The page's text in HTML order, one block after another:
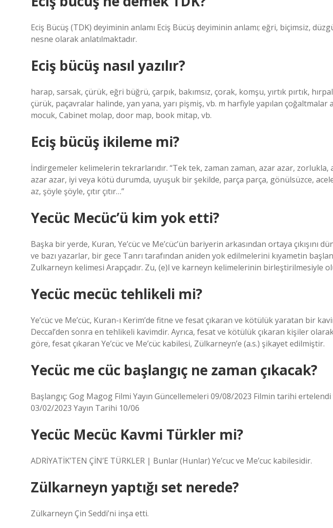
Eciş Bücüş (TDK) deyiminin anlamı Eciş Bücüş deyiminin anlamı; eğri, biçimsiz,
nesne olarak anlatılmaktadır.
Eciş bücüş nasıl yazılır?
harap, sarsak, çürük, eğri büğrü, çarpık, bakımsız, çorak, komşu, yırtık pırtık,
çürük, paçavralar halinde, yan yana, yarı pişmiş, vb. m harfiyle yapılan çoğaltmalar
mocuk, Cabinet molap, door map, book mitap, vb.
Eciş bücüş ikileme mi?
İndirgemeler kelimelerin tekrarlarıdır. “Tek tek, zaman zaman, azar azar, zorlukla,
azar azar, iyi veya kötü durumda, uyuşuk bir şekilde, parça parça, gönülsüzce,
az, şöyle şöyle, çıtır çıtır…”
Yecüc Mecüc’ü kim yok etti?
Başka bir yerde, Kuran, Ye’cüc ve Me’cüc’ün bariyerin arkasından ortaya çıkışını
ve bazı yazarlar, bir gece Tanrı tarafından aniden yok edilmelerini kıyametin
Zulkarneyn kelimesi Arapçadır. Zu, (e)l ve karneyn kelimelerinin birleştirilmesiyle
Yecüc mecüc tehlikeli mi?
Ye’cüc ve Me’cüc, Kuran-ı Kerim’de fitne ve fesat çıkaran ve kötülük yaratan bir
Deccal’den sonra en tehlikeli kavimdir. Ayrıca, fesat ve kötülük çıkaran kişiler
göre, fesat çıkaran Ye’cüc ve Me’cüc kabilesi, Zülkarneyn’e (a.s.) şikayet edilmiştir.
Yecüc me cüc başlangıç ne zaman çıkacak?
Başlangıç: Gog Magog Filmi Yayın Güncellemeleri 09/08/2023 Filmin tarihi
03/02/2023 Yayın Tarihi 10/06
Yecüc Mecüc Kavmi Türkler mi?
ADRİYATİK’TEN ÇİN’E TÜRKLER | Bunlar (Hunlar) Ye’cuc ve Me’cuc kabilesidir.
Zülkarneyn yaptığı set nerede?
Zülkarneyn Çin Seddi’ni inşa etti.